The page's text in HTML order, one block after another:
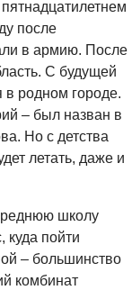
после
в армию. После
С будущей
в родном городе.
– был назван в
Но с детства
летать, даже и
школу
пойти
– большинство
комбинат